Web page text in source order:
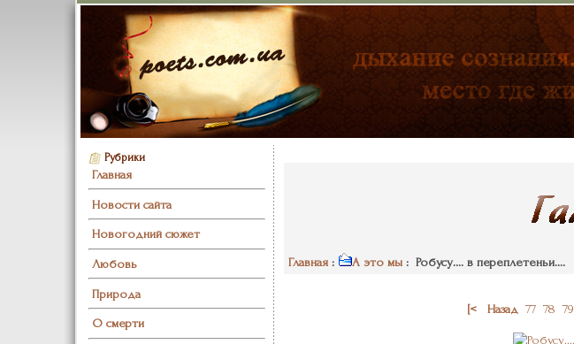
Рубрики
Главная
Новости сайта
Новогодний сюжет
Любовь
Природа
О смерти
Главная: А это мы: Робусу.... в переплетеньи....
[< Назад 77 78 79